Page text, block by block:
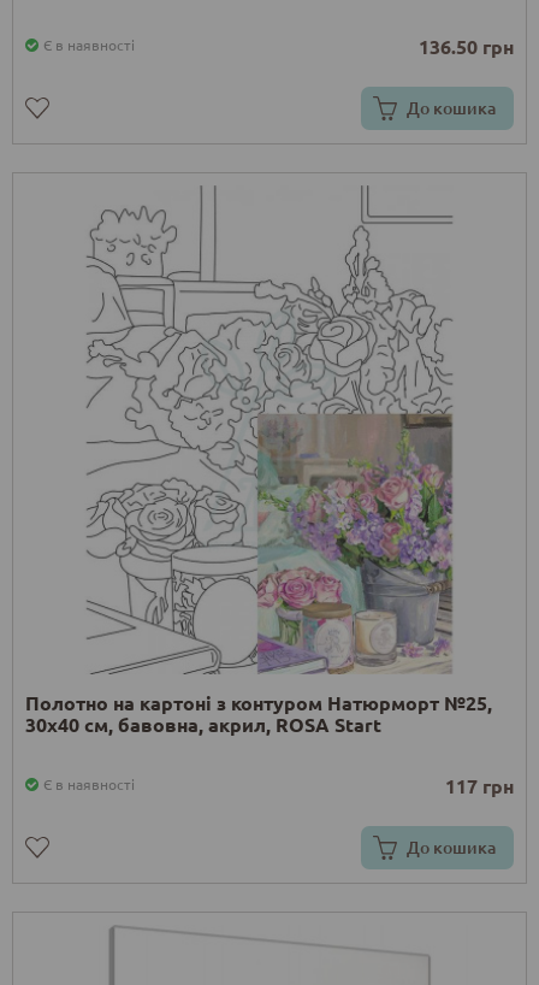
Є в наявності 136.50 грн
До кошика
Полотно на картоні з контуром Натюрморт №25,
30х40 см, бавовна, акрил, ROSA Start
Є в наявності 117 грн
До кошика